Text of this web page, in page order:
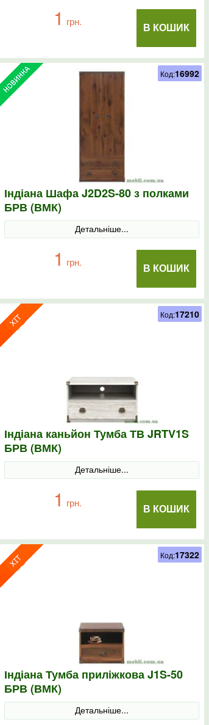
В КОШИК
1 грн.
Індіана Шафа J2D2S-80 з полками
БРВ (ВМК)
Детальніше...
В КОШИК
1 грн.
Код:16992
Індіана каньйон Тумба ТВ JRTV1S
БРВ (ВМК)
Детальніше...
В КОШИК
1 грн.
Код:17210
Індіана Тумба приліжкова J1S-50
БРВ (ВМК)
Детальніше...
Код:17322